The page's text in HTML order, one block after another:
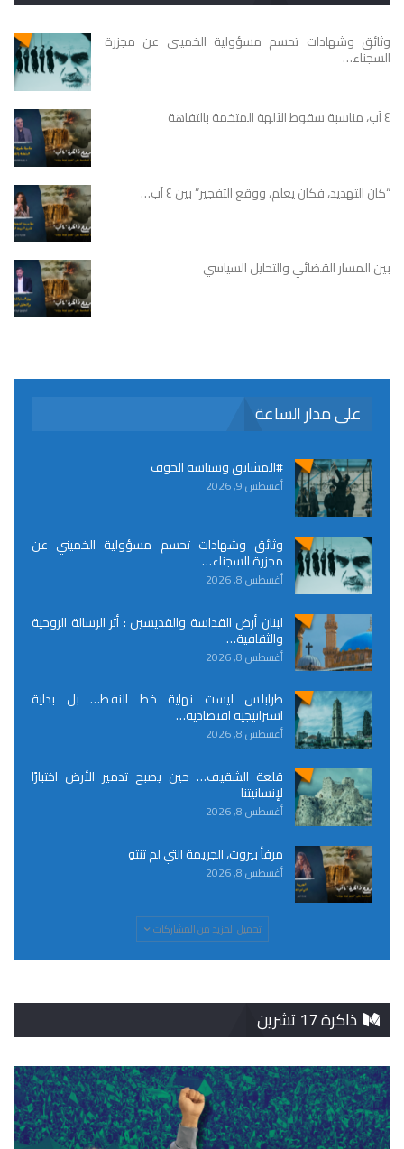
وثائق وشهادات تحسم مسؤولية الخميني عن مجزرة
السجناء…
٤ آب، مناسبة سقوط الآلهة المتخمة بالتفاهة
“كان التهديد، فكان يعلم، ووقع التفجير” بين ٤ آب…
بين المسار القضائي والتحايل السياسي
على مدار الساعة
#المشانق وسياسة الخوف
أغسطس 9, 2026
وثائق وشهادات تحسم مسؤولية الخميني عن
مجزرة السجناء…
أغسطس 8, 2026
لبنان أرض القداسة والقديسين : أثر الرسالة الروحية
والثقافية…
أغسطس 8, 2026
طرابلس ليست نهاية خط النفط… بل بداية
استراتيجية اقتصادية…
أغسطس 8, 2026
قلعة الشقيف… حين يصبح تدمير الأرض اختبارًا
لإنسانيتنا
أغسطس 8, 2026
مرفأ بيروت، الجريمة التي لم تنتهِ
أغسطس 8, 2026
تحميل المزيد من المشاركات
ذاكرة 17 تشرين